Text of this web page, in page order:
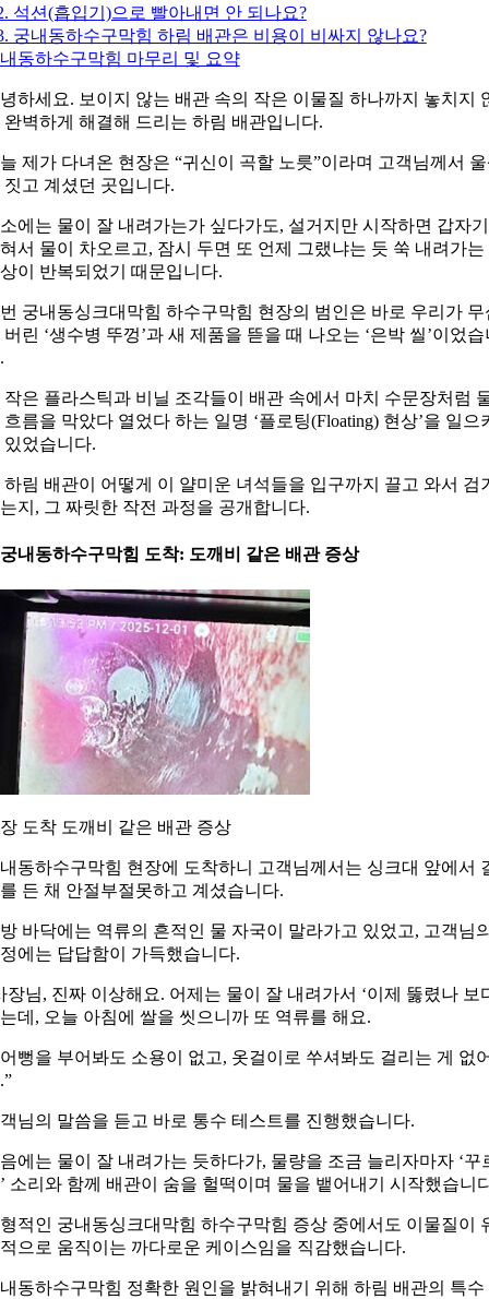
석션(흡입기)으로 빨아내면 안 되나요?
궁내동하수구막힘 하림 배관은 비용이 비싸지 않나요?
동하수구막힘 마무리 및 요약
하세요. 보이지 않는 배관 속의 작은 이물질 하나까지 놓치지
완벽하게 해결해 드리는 하림 배관입니다.
제가 다녀온 현장은 “귀신이 곡할 노릇”이라며 고객님께서
짓고 계셨던 곳입니다.
에는 물이 잘 내려가는가 싶다가도, 설거지만 시작하면 갑자기
서 물이 차오르고, 잠시 두면 또 언제 그랬냐는 듯 쑥 내려가는
이 반복되었기 때문입니다.
궁내동싱크대막힘 하수구막힘 현장의 범인은 바로 우리가 무
버린 ‘생수병 뚜껑’과 새 제품을 뜯을 때 나오는 ‘은박 씰’이었습
작은 플라스틱과 비닐 조각들이 배관 속에서 마치 수문장처럼
흐름을 막았다 열었다 하는 일명 ‘플로팅(Floating) 현상’을 일으
있었습니다.
하림 배관이 어떻게 이 얄미운 녀석들을 입구까지 끌고 와서 검
지, 그 짜릿한 작전 과정을 공개합니다.
내동하수구막힘 도착: 도깨비 같은 배관 증상
도착 도깨비 같은 배관 증상
동하수구막힘 현장에 도착하니 고객님께서는 싱크대 앞에서
든 채 안절부절못하고 계셨습니다.
바닥에는 역류의 흔적인 물 자국이 말라가고 있었고, 고객님
에는 답답함이 가득했습니다.
장님, 진짜 이상해요. 어제는 물이 잘 내려가서 ‘이제 뚫렸나 보
데, 오늘 아침에 쌀을 씻으니까 또 역류를 해요.
뻥을 부어봐도 소용이 없고, 옷걸이로 쑤셔봐도 걸리는 게 없
님의 말씀을 듣고 바로 통수 테스트를 진행했습니다.
에는 물이 잘 내려가는 듯하다가, 물량을 조금 늘리자마자 ‘꾸
소리와 함께 배관이 숨을 헐떡이며 물을 뱉어내기 시작했습니
적인 궁내동싱크대막힘 하수구막힘 증상 중에서도 이물질이
으로 움직이는 까다로운 케이스임을 직감했습니다.
동하수구막힘 정확한 원인을 밝혀내기 위해 하림 배관의 특수